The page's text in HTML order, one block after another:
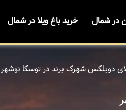
در شمال خرید باغ ویلا در شمال
دوبلکس شهرک برند در توسکا نوشهر